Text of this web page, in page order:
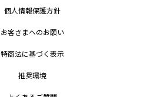
個人情報保護方針
お客さまへのお願い
特商法に基づく表示
推奨環境